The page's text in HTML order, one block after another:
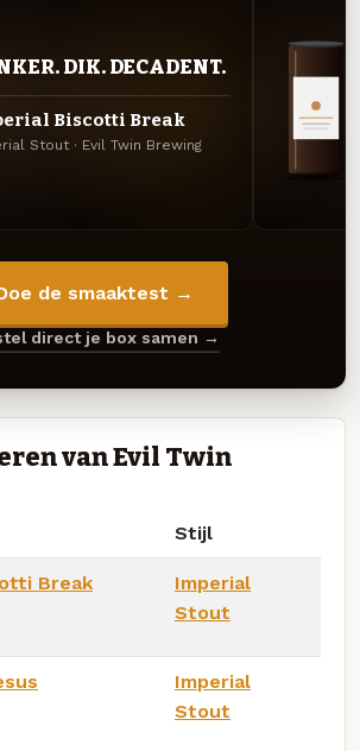
DIK. DECADENT.
Biscotti Break
Stout · Evil Twin Brewing
de smaaktest →
direct je box samen →
van Evil Twin
Stijl
Break
Imperial
Stout
Imperial
Stout